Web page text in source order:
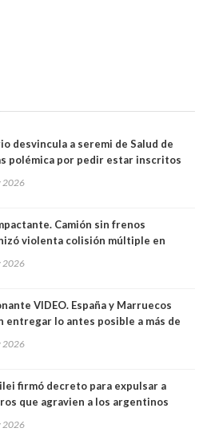
desvincula a seremi de Salud de
polémica por pedir estar inscritos
seremis despedidos desde el 11 de
2026
Camión sin frenos
violenta colisión múltiple en
2026
VIDEO. España y Marruecos
entregar lo antes posible a más de
y de manera irregular a territorio
2026
firmó decreto para expulsar a
que agravien a los argentinos
2026